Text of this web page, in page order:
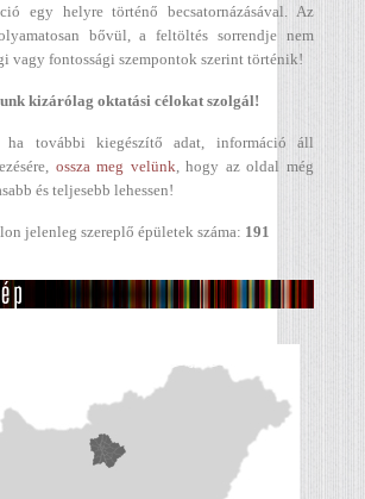
egy helyre történő becsatornázásával. Az
bővül, a feltöltés sorrendje nem
vagy fontossági szempontok szerint történik!
kizárólag oktatási célokat szolgál!
ha további kiegészítő adat, információ áll
ossza meg velünk , hogy az oldal még
és teljesebb lehessen!
jelenleg szereplő épületek száma: 191